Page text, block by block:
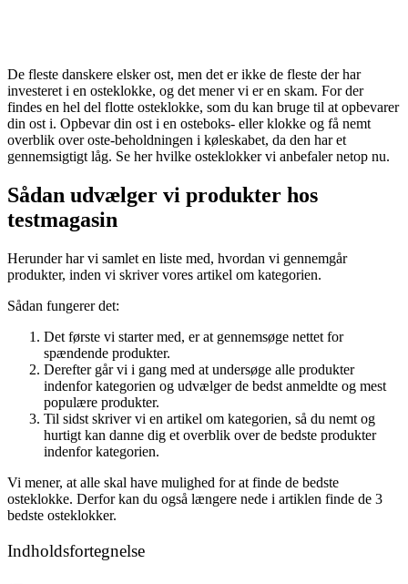
De fleste danskere elsker ost, men det er ikke de fleste der har
investeret i en osteklokke, og det mener vi er en skam. For der
findes en hel del flotte osteklokke, som du kan bruge til at opbevarer
din ost i. Opbevar din ost i en osteboks- eller klokke og få nemt
overblik over oste-beholdningen i køleskabet, da den har et
gennemsigtigt låg. Se her hvilke osteklokker vi anbefaler netop nu.
Sådan udvælger vi produkter hos
testmagasin
Herunder har vi samlet en liste med, hvordan vi gennemgår
produkter, inden vi skriver vores artikel om kategorien.
Sådan fungerer det:
Det første vi starter med, er at gennemsøge nettet for
spændende produkter.
Derefter går vi i gang med at undersøge alle produkter
indenfor kategorien og udvælger de bedst anmeldte og mest
populære produkter.
Til sidst skriver vi en artikel om kategorien, så du nemt og
hurtigt kan danne dig et overblik over de bedste produkter
indenfor kategorien.
Vi mener, at alle skal have mulighed for at finde de bedste
osteklokke. Derfor kan du også længere nede i artiklen finde de 3
bedste osteklokker.
Indholdsfortegnelse